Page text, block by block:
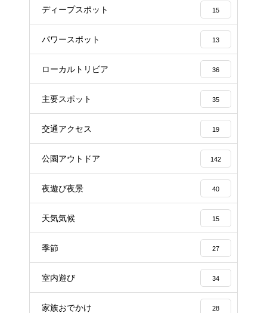
ディープスポット 15
パワースポット 13
ローカルトリビア 36
主要スポット 35
交通アクセス 19
公園アウトドア 142
夜遊び夜景 40
天気気候 15
季節 27
室内遊び 34
家族おでかけ 28